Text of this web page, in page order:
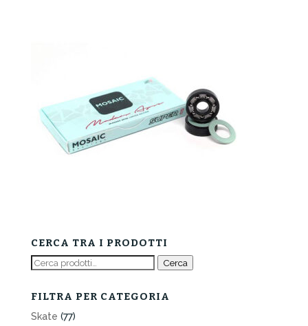
CERCA TRA I PRODOTTI
Cerca: Cerca
FILTRA PER CATEGORIA
Skate (77)